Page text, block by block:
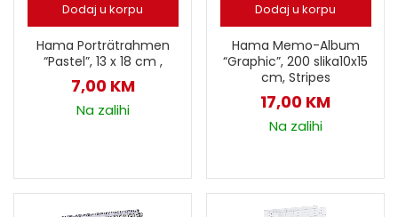
Dodaj u korpu
Hama Porträtrahmen
“Pastel”, 13 x 18 cm ,
7,00 KM
Na zalihi
Dodaj u korpu
Hama Memo-Album
“Graphic”, 200 slika10x15
cm, Stripes
17,00 KM
Na zalihi